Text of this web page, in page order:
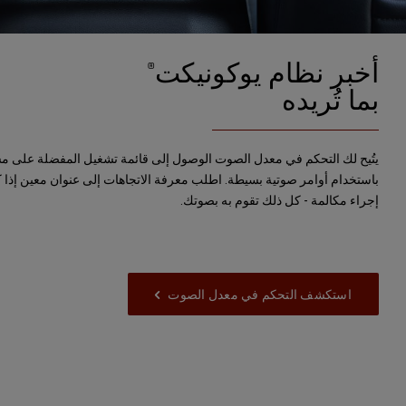
أخبر نظام يوكونيكت®
بما تُريده
باستخدام أوامر صوتية بسيطة. اطلب معرفة الاتجاهات إلى عنوان معين
إجراء مكالمة - كل ذلك تقوم به بصوتك.
استكشف التحكم في معدل الصوت